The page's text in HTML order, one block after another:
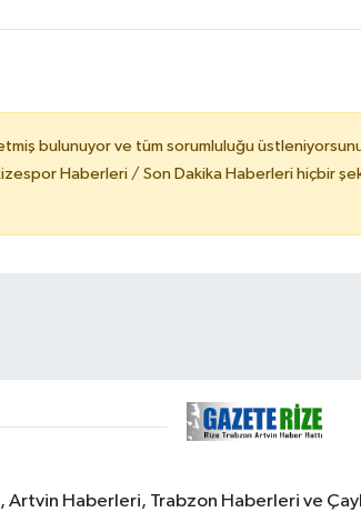
bulunuyor ve tüm sorumluluğu
Haberleri / Son Dakika Haberleri hiçbir
Artvin Haberleri, Trabzon Haberleri ve